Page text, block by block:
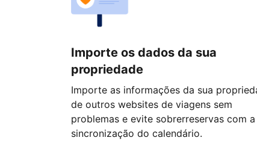
Importe os dados da sua
propriedade
Importe as informações da sua
de outros websites de viagens sem
problemas e evite sobrerreservas com a
sincronização do calendário.